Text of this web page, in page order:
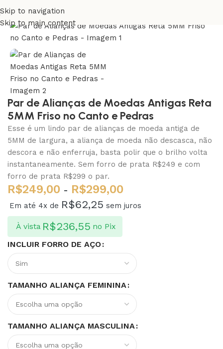
Skip to navigation
Skip to main content
Par de Alianças de Moedas Antigas Reta
5MM Friso no Canto e Pedras
Esse é um lindo par de alianças de moeda antiga de
5MM de largura, a aliança de moeda não descasca, não
descora e não enferruja, basta polir que o brilho volta
instantaneamente. Sem forro de prata R$249 e com
forro de prata R$299 o par.
R$249,00 - R$299,00
Em até 4x de R$62,25 sem juros
À vista R$236,55 no Pix
INCLUIR FORRO DE AÇO
TAMANHO ALIANÇA FEMININA
TAMANHO ALIANÇA MASCULINA